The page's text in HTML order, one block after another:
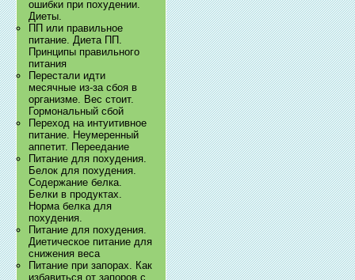
ошибки при похудении.
Диеты.
ПП или правильное
питание. Диета ПП.
Принципы правильного
питания
Перестали идти
месячные из-за сбоя в
организме. Вес стоит.
Гормональный сбой
Переход на интуитивное
питание. Неумеренный
аппетит. Переедание
Питание для похудения.
Белок для похудения.
Содержание белка.
Белки в продуктах.
Норма белка для
похудения.
Питание для похудения.
Диетическое питание для
снижения веса
Питание при запорах. Как
избавиться от запоров с